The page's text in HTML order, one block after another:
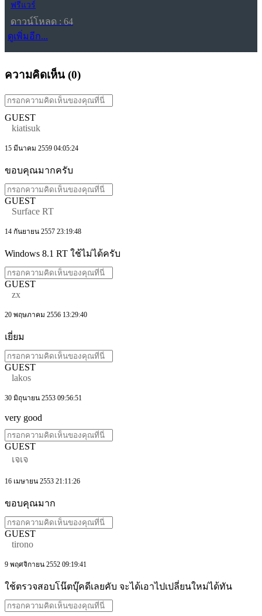
ฟรีแวร์
ดาวน์โหลด : 64
ดูเพิ่มอีก...
ความคิดเห็น (0)
GUEST
kiatisuk
15 มีนาคม 2559 04:05:24
ขอบคุณมากครับ
GUEST
Surface RT
14 กันยายน 2557 23:19:48
Windows 8.1 RT ใช้ไม่ได้ครับ
GUEST
zx
20 พฤษภาคม 2556 13:29:40
เยี่ยม
GUEST
lakos
30 มิถุนายน 2553 09:56:51
very good
GUEST
เจเจ
16 เมษายน 2553 21:11:26
ขอบคุณมาก
GUEST
tirono
9 พฤศจิกายน 2552 09:19:41
ใช้ตรวจสอบโน๊ตบุ๊คดีเลยคับ จะได้เอาไปเปลี่ยนใหม่ได้ทัน